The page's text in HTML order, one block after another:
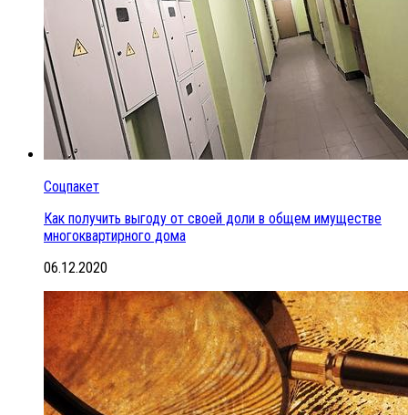
Соцпакет
Как получить выгоду от своей доли в общем имуществе
многоквартирного дома
06.12.2020